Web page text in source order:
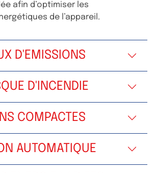
afin d’optimiser les
de l’appareil.
D'EMISSIONS
D'INCENDIE
COMPACTES
AUTOMATIQUE